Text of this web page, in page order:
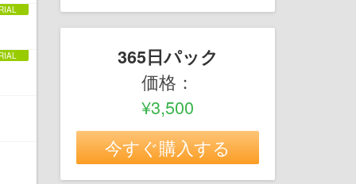
365日パック
価格：
¥3,500
今すぐ購入する